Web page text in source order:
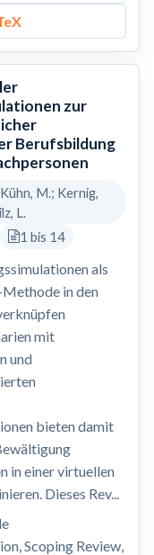
zur
Berufsbildung
M.; Kernig,
L.
1 bis 14
als
in den
mit
und
bieten damit
in einer virtuellen
Dieses Rev...
Scoping Review,